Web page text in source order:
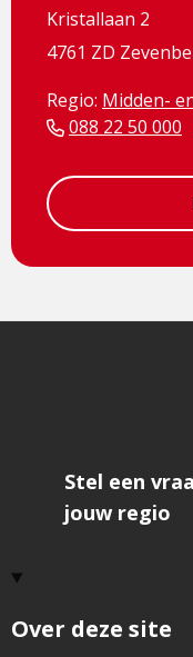
Kristallaan 2
4761 ZD
Regio: Midden-
088 22 50 000
Over deze site
Stel een
jouw regio